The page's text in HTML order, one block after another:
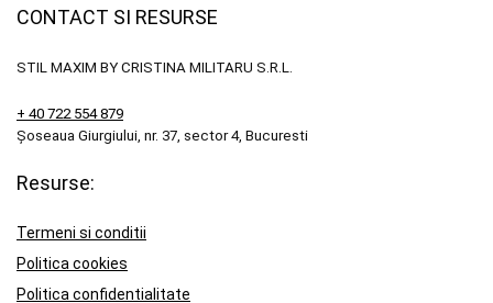
CONTACT SI RESURSE
STIL MAXIM BY CRISTINA MILITARU S.R.L.
+ 40 722 554 879
Șoseaua Giurgiului, nr. 37, sector 4, Bucuresti
Resurse:
Termeni si conditii
Politica cookies
Politica confidentialitate